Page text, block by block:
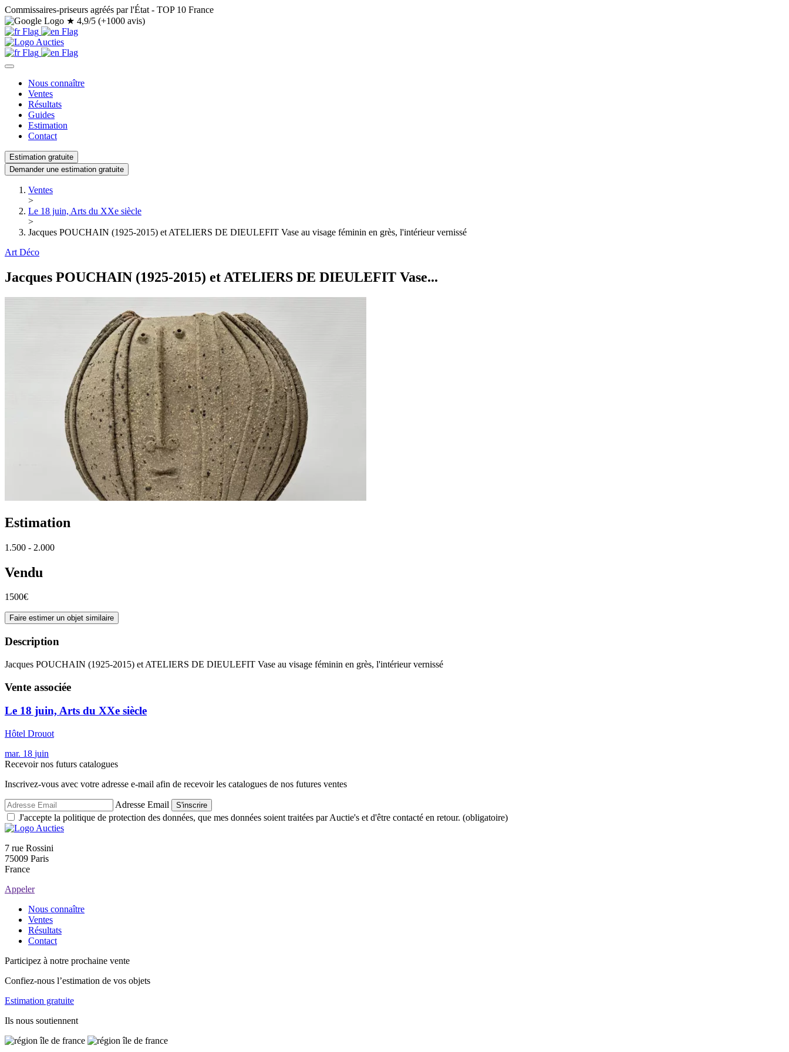
Commissaires-priseurs agréés par l'État - TOP 10 France
★ 4,9/5 (+1000 avis)
Nous connaître
Ventes
Résultats
Guides
Estimation
Contact
Estimation gratuite
Demander une estimation gratuite
Ventes
>
Le 18 juin, Arts du XXe siècle
>
Jacques POUCHAIN (1925-2015) et ATELIERS DE DIEULEFIT Vase au visage féminin en grès, l'intérieur vernissé
Art Déco
Jacques POUCHAIN (1925-2015) et ATELIERS DE DIEULEFIT Vase...
Estimation
1.500 - 2.000
Vendu
1500€
Faire estimer un objet similaire
Description
Jacques POUCHAIN (1925-2015) et ATELIERS DE DIEULEFIT Vase au visage féminin en grès, l'intérieur vernissé
Vente associée
Le 18 juin, Arts du XXe siècle
Hôtel Drouot
mar. 18 juin
Recevoir nos futurs catalogues
Inscrivez-vous avec votre adresse e-mail afin de recevoir les catalogues de nos futures ventes
Adresse Email S'inscrire
J'accepte la politique de protection des données, que mes données soient traitées par Auctie's et d'être contacté en retour. (obligatoire)
7 rue Rossini
75009 Paris
France
Appeler
Nous connaître
Ventes
Résultats
Contact
Participez à notre prochaine vente
Confiez-nous l’estimation de vos objets
Estimation gratuite
Ils nous soutiennent